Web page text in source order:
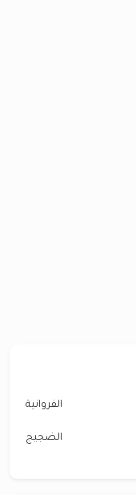
الفروانية
الضجيج